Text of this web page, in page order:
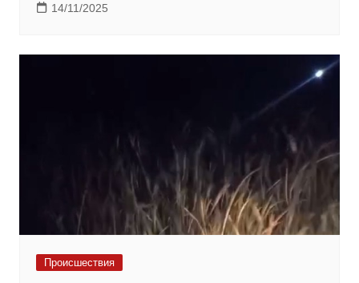
14/11/2025
Происшествия